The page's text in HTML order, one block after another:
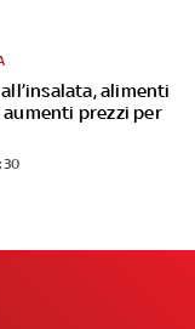
alimenti
aumenti prezzi per